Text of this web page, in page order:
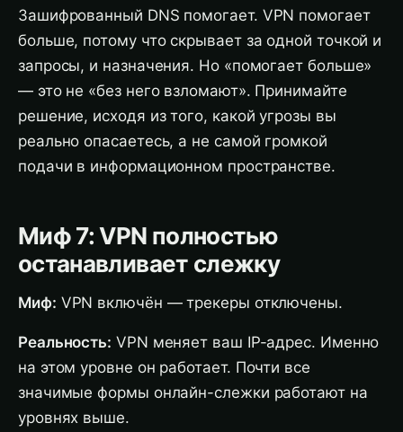
Зашифрованный DNS помогает. VPN помогает
больше, потому что скрывает за одной точкой и
запросы, и назначения. Но «помогает больше»
— это не «без него взломают». Принимайте
решение, исходя из того, какой угрозы вы
реально опасаетесь, а не самой громкой
подачи в информационном пространстве.
Миф 7: VPN полностью
останавливает слежку
Миф: VPN включён — трекеры отключены.
Реальность: VPN меняет ваш IP-адрес. Именно
на этом уровне он работает. Почти все
значимые формы онлайн-слежки работают на
уровнях выше.